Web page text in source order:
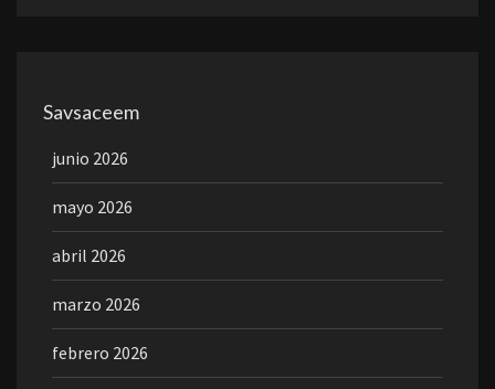
Savsaceem
junio 2026
mayo 2026
abril 2026
marzo 2026
febrero 2026